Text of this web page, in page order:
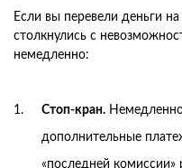
Если вы перевели деньги
столкнулись с
немедленно:
Стоп-кран.
дополнительные
«последней комиссии»